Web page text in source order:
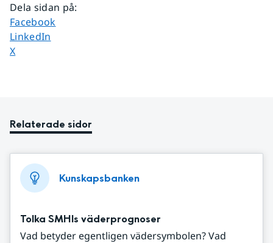
Dela sidan på:
Dela sidan på
Facebook
Dela sidan på
LinkedIn
Dela sidan på
X
Relaterade sidor
Kunskapsbanken
Tolka SMHIs väderprognoser
Vad betyder egentligen vädersymbolen? Vad